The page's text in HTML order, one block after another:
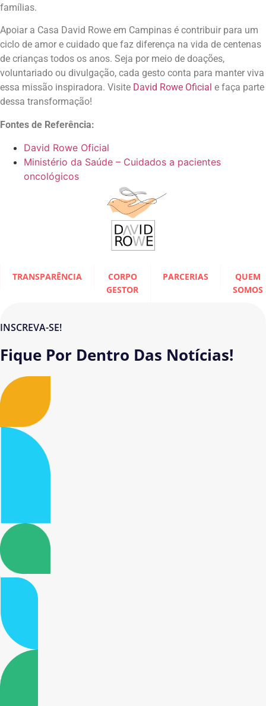
famílias.
Apoiar a Casa David Rowe em Campinas é contribuir para um
ciclo de amor e cuidado que faz diferença na vida de centenas
de crianças todos os anos. Seja por meio de doações,
voluntariado ou divulgação, cada gesto conta para manter viva
essa missão inspiradora. Visite David Rowe Oficial e faça parte
dessa transformação!
Fontes de Referência:
David Rowe Oficial
Ministério da Saúde – Cuidados a pacientes
oncológicos
TRANSPARÊNCIA
CORPO
GESTOR
PARCERIAS
QUEM
SOMOS
INSCREVA-SE!
Fique Por Dentro Das Notícias!